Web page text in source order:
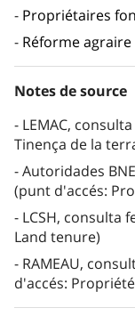
Propriétaires
Réforme agraire
Notes de source
LEMAC,
Tinença de la
Autoridades
(punt d'accés:
LCSH, consulta
Land tenure)
RAMEAU,
d'accés: